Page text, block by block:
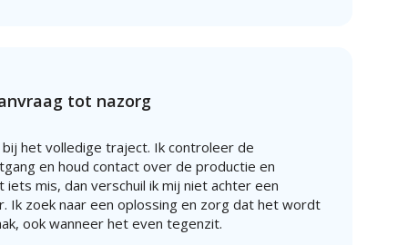
tot nazorg
het volledige traject. Ik controleer de
en houd contact over de productie en
mis, dan verschuil ik mij niet achter een
Ik zoek naar een oplossing en zorg dat het wordt
ook wanneer het even tegenzit.